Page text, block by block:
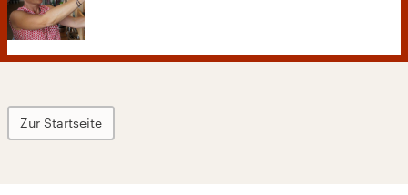
Zur Startseite